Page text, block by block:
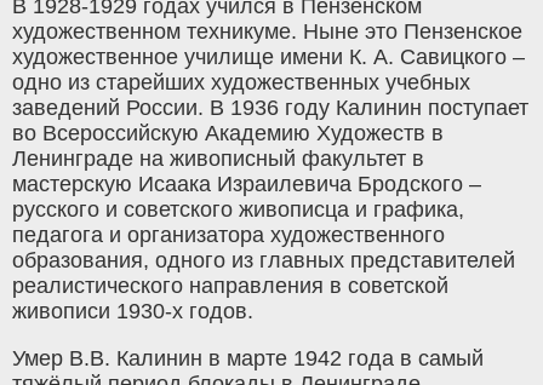
В 1928-1929 годах учился в Пензенском
художественном техникуме. Ныне это Пензенское
художественное училище имени К. А. Савицкого –
одно из старейших художественных учебных
заведений России. В 1936 году Калинин поступает
во Всероссийскую Академию Художеств в
Ленинграде на живописный факультет в
мастерскую Исаака Израилевича Бродского –
русского и советского живописца и графика,
педагога и организатора художественного
образования, одного из главных представителей
реалистического направления в советской
живописи 1930-х годов.
Умер В.В. Калинин в марте 1942 года в самый